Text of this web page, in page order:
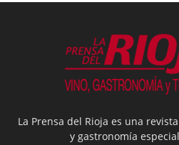
La Prensa del Rioja es una
y gastronomía